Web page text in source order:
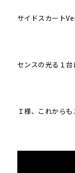
サイドスカート
センスの光る１台
Ｉ様、これから